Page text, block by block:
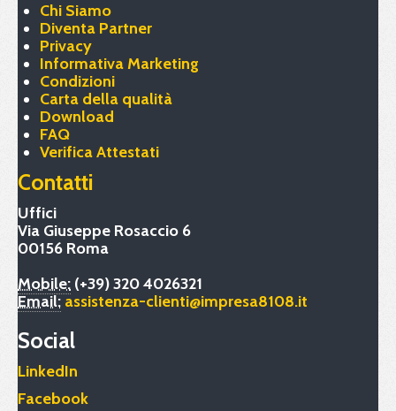
Chi Siamo
Diventa Partner
Privacy
Informativa Marketing
Condizioni
Carta della qualità
Download
FAQ
Verifica Attestati
Contatti
Uffici
Via Giuseppe Rosaccio 6
00156 Roma
Mobile: (+39) 320 4026321
Email: assistenza-clienti@impresa8108.it
Social
LinkedIn
Facebook